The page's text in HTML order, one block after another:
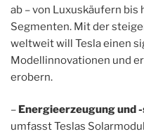
ab – von Luxuskäufern
Segmenten. Mit der
weltweit will Tesla einen
Modellinnovationen und
erobern.
– Energieerzeugung und
umfasst Teslas